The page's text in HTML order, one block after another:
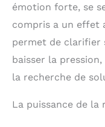
émotion forte, se
compris a un effet
permet de clarifier
baisser la
la recherche de
La puissance de